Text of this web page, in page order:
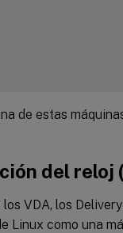
de estas
del reloj
VDA, los
Linux como una